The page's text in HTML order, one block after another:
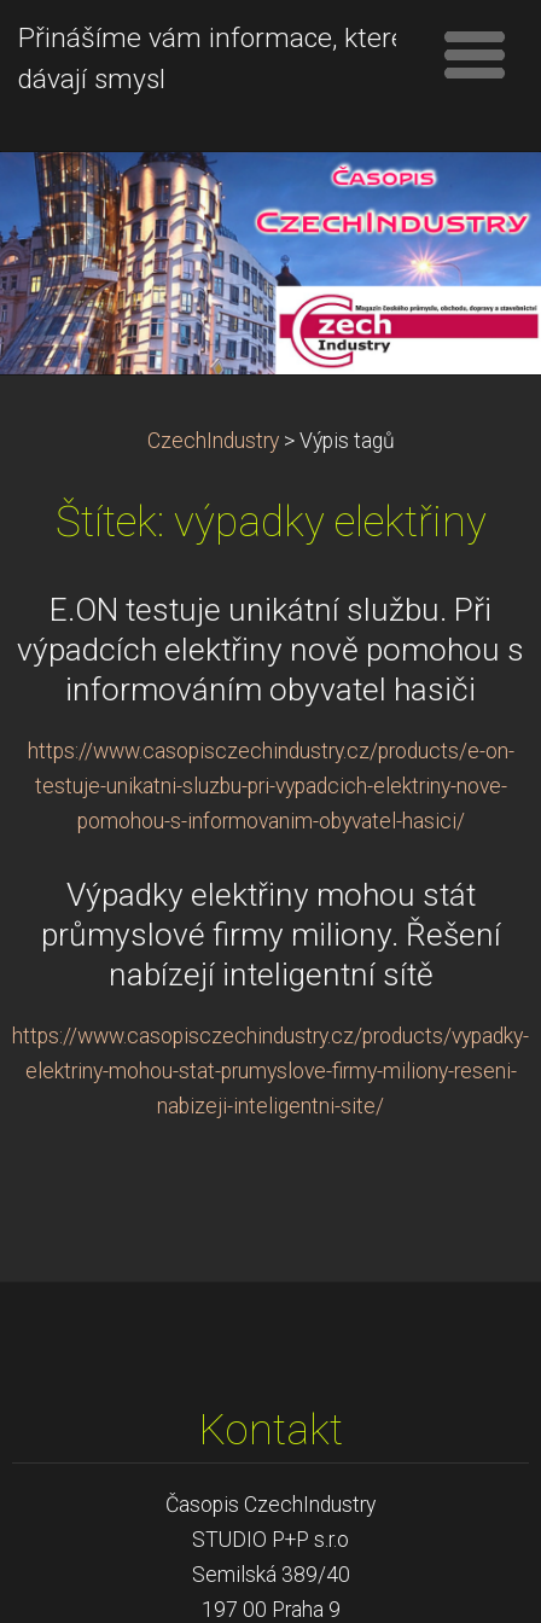
Přinášíme vám informace, které
dávají smysl
CzechIndustry > Výpis tagů
Štítek: výpadky elektřiny
E.ON testuje unikátní službu. Při
výpadcích elektřiny nově pomohou s
informováním obyvatel hasiči
https://www.casopisczechindustry.cz/products/e-on-
testuje-unikatni-sluzbu-pri-vypadcich-elektriny-nove-
pomohou-s-informovanim-obyvatel-hasici/
Výpadky elektřiny mohou stát
průmyslové firmy miliony. Řešení
nabízejí inteligentní sítě
https://www.casopisczechindustry.cz/products/vypadky-
elektriny-mohou-stat-prumyslove-firmy-miliony-reseni-
nabizeji-inteligentni-site/
Kontakt
Časopis CzechIndustry
STUDIO P+P s.r.o
Semilská 389/40
197 00 Praha 9